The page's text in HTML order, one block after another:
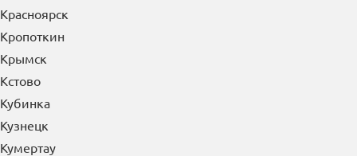
Красноярск
Кропоткин
Крымск
Кстово
Кубинка
Кузнецк
Кумертау